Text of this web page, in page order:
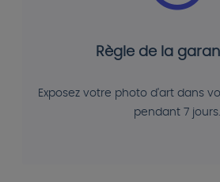
Règle de la
Exposez votre photo d'art dans
pendant 7 jours.